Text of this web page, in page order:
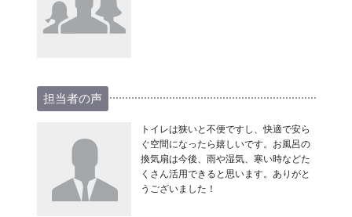
担当者の声
トイレは狭いと不便ですし、快適で安ら
ぐ空間になったら嬉しいです。お風呂の
換気扇は今後、雨や湿気、寒い時などた
くさん活用できると思います。ありがと
うございました！